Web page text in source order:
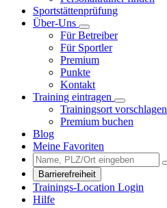
Sportstättenprüfung
Über-Uns
Für Betreiber
Für Sportler
Premium
Punkte
Kontakt
Training eintragen
Trainingsort vorschlagen
Premium buchen
Blog
Meine Favoriten
Barrierefreiheit
Trainings-Location Login
Hilfe